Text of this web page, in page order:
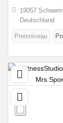
19057
Deutschland
Preisniveau